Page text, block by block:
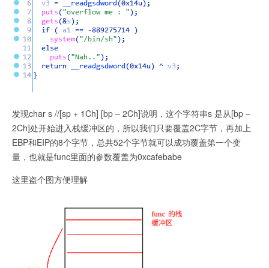
发现char s //[sp + 1Ch] [bp – 2Ch]说明，这个字符串s 是从[bp –
2Ch]处开始进入栈缓冲区的，所以我们只要覆盖2C字节，再加上
EBP和EIP的8个字节，总共52个字节就可以成功覆盖第一个变
量，也就是func里面的参数覆盖为0xcafebabe
这里盗个图方便理解